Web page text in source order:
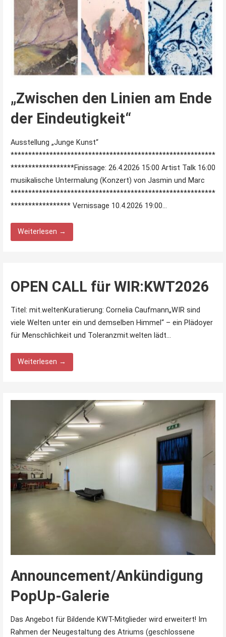
„Zwischen den Linien am Ende
der Eindeutigkeit“
Ausstellung „Junge Kunst“
**********************************************************
******************Finissage: 26.4.2026 15:00 Artist Talk 16:00
musikalische Untermalung (Konzert) von Jasmin und Marc
**********************************************************
***************** Vernissage 10.4.2026 19:00…
Weiterlesen →
OPEN CALL für WIR:KWT2026
Titel: mit.weltenKuratierung: Cornelia Caufmann„WIR sind
viele Welten unter ein und demselben Himmel“ – ein Plädoyer
für Menschlichkeit und Toleranzmit.welten lädt…
Weiterlesen →
Announcement/Ankündigung
PopUp-Galerie
Das Angebot für Bildende KWT-Mitglieder wird erweitert! Im
Rahmen der Neugestaltung des Atriums (geschlossene